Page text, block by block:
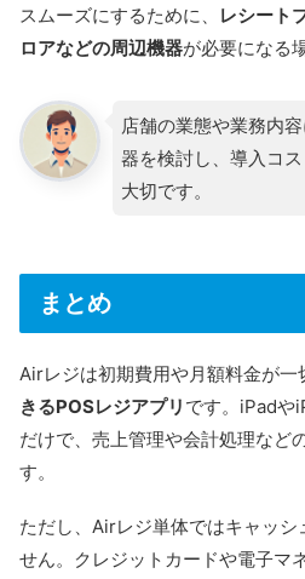
スムーズにするために、
レシート
ロアなどの周辺機器が必要になる
店舗の業態や業務内
器を検討し、導入コ
大切です。
まとめ
Airレジは初期費用や月額料金が一
きるPOSレジアプリ です。iPadや
だけで、売上管理や会計処理など
す。
ただし、Airレジ単体ではキャッシ
せん。クレジットカードや電子マ